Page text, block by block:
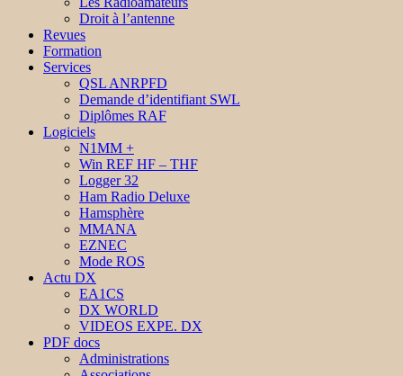
Droit à l’antenne
Revues
Formation
Services
QSL ANRPFD
Demande d’identifiant SWL
Diplômes RAF
Logiciels
N1MM +
Win REF HF – THF
Logger 32
Ham Radio Deluxe
Hamsphère
MMANA
EZNEC
Mode ROS
Actu DX
EA1CS
DX WORLD
VIDEOS EXPE. DX
PDF docs
Administrations